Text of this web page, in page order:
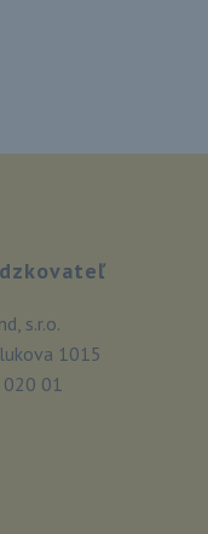
s.r.o.
1015
020 01